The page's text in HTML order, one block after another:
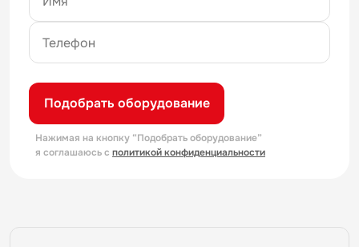
Подобрать оборудование
Нажимая на кнопку “Подобрать оборудование”
я соглашаюсь с политикой конфиденциальности